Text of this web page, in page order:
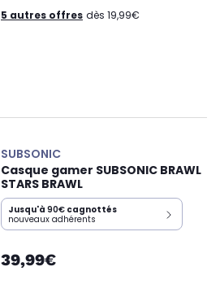
5 autres offres dès 19,99€
SUBSONIC
Casque gamer SUBSONIC BRAWL
STARS BRAWL
Jusqu'à 90€ cagnottés
nouveaux adhérents
39,99€